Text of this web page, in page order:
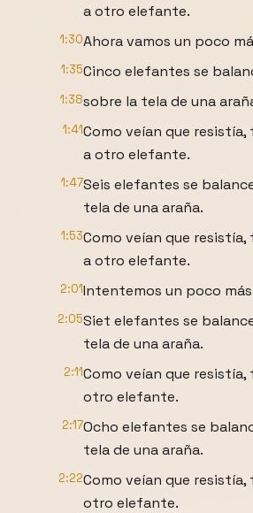
a otro elefante.
1:30Ahora vamos un poco
1:35Cinco elefantes se
1:38sobre la tela de una
1:41Como veían que resistía,
a otro elefante.
1:47Seis elefantes se
tela de una araña.
1:53Como veían que resistía,
a otro elefante.
2:01Intentemos un poco
2:05Siet elefantes se
tela de una araña.
2:11Como veían que resistía,
otro elefante.
2:17Ocho elefantes se
tela de una araña.
2:22Como veían que resistía,
otro elefante.